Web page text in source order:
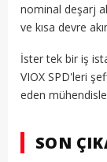
nominal deşarj
ve kısa devre
İster tek bir iş
VIOX SPD'leri
eden
SON